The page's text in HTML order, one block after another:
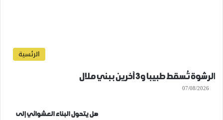
الرئسية
الرشوة تُسقط طبيبا و3 آخرين ببني ملال
07/08/2026
هل يتحول البناء العشوائي إلى